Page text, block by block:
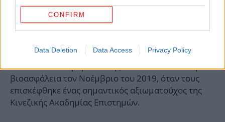
CONFIRM
Data Deletion Data Access Privacy Policy
Δυνάμεων ανέφεραν επίσης ότι ασθένησαν και τον
Νοέμβριο του 2019, αρκετοί ερευνητές του
Ινστιτούτου Ιολογίας της πόλης νοσηλεύτηκαν με
πληροφοριών των ΗΠΑ. Το προσωπικό του
Ινστιτούτου κλήθηκε επίσης να εκπαιδευτεί στη
βιοασφάλεια τον Νοέμβριο του 2019, όταν τους
επισκέφθηκε ένας σημαντικός αξιωματούχος της
Κινεζικής Ακαδημίας Επιστημών.